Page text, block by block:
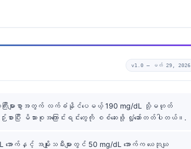
v1.0 — မတ် 29, 2026
လူကြီးများစွာအတွက် လက်ခံနိုင်ပေမယ့် 190 mg/dL သို့မဟုတ်
ားပြီး မိသားစုအကြောင်းရင်းတွေကို စစ်ဆေးဖို့ လှုံ့ဆော်တတ်ပါတယ်။.
dL အောက်နှင့် အမျိုးသမီးများတွင် 50 mg/dL အောက်က ယေဘုယျ